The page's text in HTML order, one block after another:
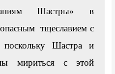
Шастры» в
тщеславием с
Шастра и
мириться с этой